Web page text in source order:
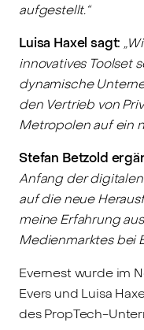
aufgestellt.“
Luisa Haxel sagt:
innovatives Toolset
dynamische
den Vertrieb von
Metropolen auf ein
Stefan Betzold
Anfang der
auf die neue
meine Erfahrung
Medienmarktes bei
Evernest wurde im
Evers und Luisa
des PropTech-